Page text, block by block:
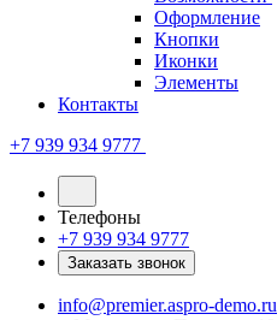
Оформление
Кнопки
Иконки
Элементы
Контакты
+7 939 934 9777
Телефоны
+7 939 934 9777
Заказать звонок
info@premier.aspro-demo.ru